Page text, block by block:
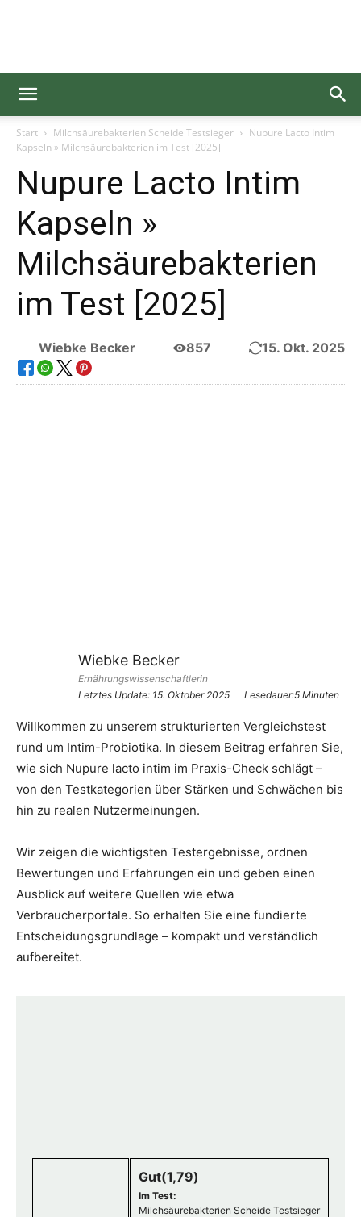
Gesundgelesen
Start Milchsäurebakterien Scheide Testsieger
Nupure Lacto Intim
Kapseln » Milchsäurebakterien im Test [2025]
Nupure Lacto Intim
Kapseln »
Milchsäurebakterien
im Test [2025]
Wiebke Becker 857 15. Okt. 2025
Wiebke Becker
Ernährungswissenschaftlerin
Letztes Update: 15. Oktober 2025 Lesedauer:5 Minuten
Willkommen zu unserem strukturierten Vergleichstest
rund um Intim-Probiotika. In diesem Beitrag erfahren Sie,
wie sich Nupure lacto intim im Praxis-Check schlägt –
von den Testkategorien über Stärken und Schwächen bis
hin zu realen Nutzermeinungen.
Wir zeigen die wichtigsten Testergebnisse, ordnen
Bewertungen und Erfahrungen ein und geben einen
Ausblick auf weitere Quellen wie etwa
Verbraucherportale. So erhalten Sie eine fundierte
Entscheidungsgrundlage – kompakt und verständlich
aufbereitet.
Gut(1,79)
Im Test:
Milchsäurebakterien Scheide Testsieger